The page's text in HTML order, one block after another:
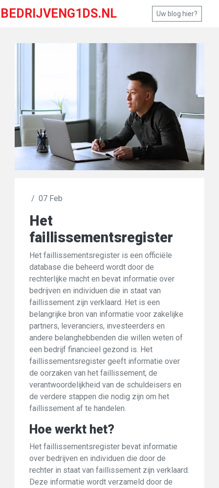
BEDRIJVENG1DS.NL Uw blog hier?
/ 07 Feb
Het
faillissementsregister
Het faillissementsregister is een officiële
database die beheerd wordt door de
rechterlijke macht en bevat informatie over
bedrijven en individuen die in staat van
faillissement zijn verklaard. Het is een
belangrijke bron van informatie voor zakelijke
partners, leveranciers, investeerders en
andere belanghebbenden die willen weten of
een bedrijf financieel gezond is. Het
faillissementsregister geeft informatie over
de oorzaken van het faillissement, de
verantwoordelijkheid van de schuldeisers en
de verdere stappen die nodig zijn om het
faillissement af te handelen.
Hoe werkt het?
Het faillissementsregister bevat informatie
over bedrijven en individuen die door de
rechter in staat van faillissement zijn verklaard.
Deze informatie wordt verzameld door de